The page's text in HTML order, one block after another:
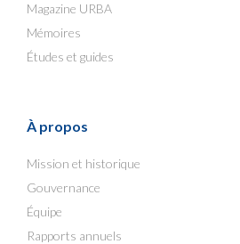
Magazine URBA
Mémoires
Études et guides
À propos
Mission et historique
Gouvernance
Équipe
Rapports annuels